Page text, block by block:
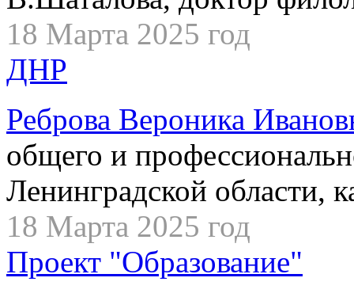
18 Марта 2025 год
ДНР
Реброва Вероника
общего и
Ленинградской области,
18 Марта 2025 год
Проект "Образование"